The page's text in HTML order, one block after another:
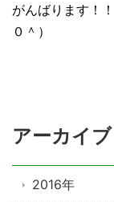
がんばります！
０＾）
アーカイブ
2016年